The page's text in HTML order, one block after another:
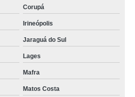
Corupá
Irineópolis
Jaraguá do Sul
Lages
Mafra
Matos Costa